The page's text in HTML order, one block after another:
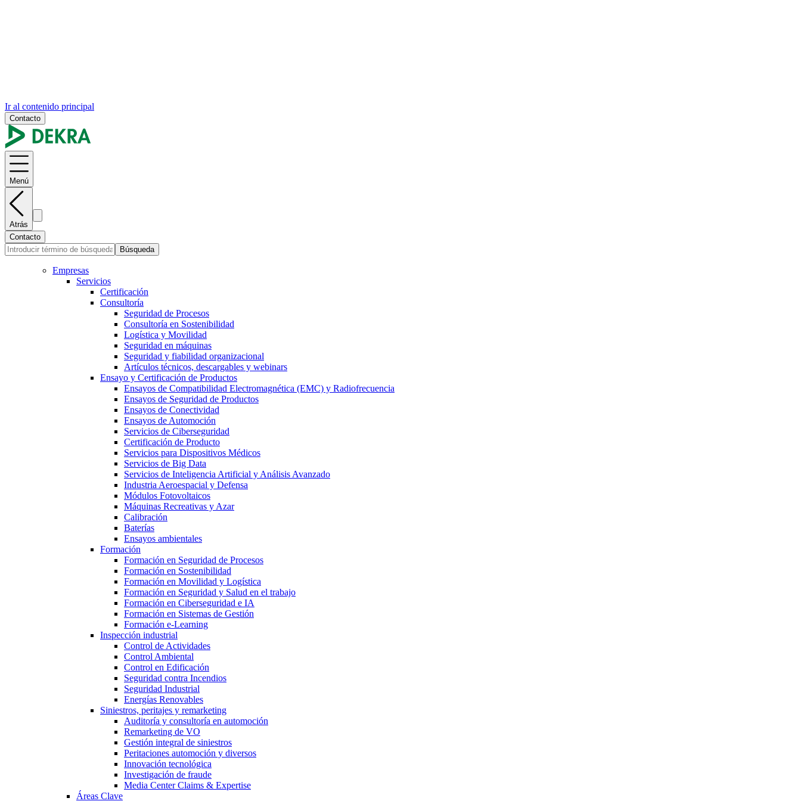
Ir al contenido principal
Contacto
Menú
Atrás
Contacto
Búsqueda
Empresas
Servicios
Certificación
Consultoría
Seguridad de Procesos
Consultoría en Sostenibilidad
Logística y Movilidad
Seguridad en máquinas
Seguridad y fiabilidad organizacional
Artículos técnicos, descargables y webinars
Ensayo y Certificación de Productos
Ensayos de Compatibilidad Electromagnética (EMC) y Radiofrecuencia
Ensayos de Seguridad de Productos
Ensayos de Conectividad
Ensayos de Automoción
Servicios de Ciberseguridad
Certificación de Producto
Servicios para Dispositivos Médicos
Servicios de Big Data
Servicios de Inteligencia Artificial y Análisis Avanzado
Industria Aeroespacial y Defensa
Módulos Fotovoltaicos
Máquinas Recreativas y Azar
Calibración
Baterías
Ensayos ambientales
Formación
Formación en Seguridad de Procesos
Formación en Sostenibilidad
Formación en Movilidad y Logística
Formación en Seguridad y Salud en el trabajo
Formación en Ciberseguridad e IA
Formación en Sistemas de Gestión
Formación e-Learning
Inspección industrial
Control de Actividades
Control Ambiental
Control en Edificación
Seguridad contra Incendios
Seguridad Industrial
Energías Renovables
Siniestros, peritajes y remarketing
Auditoría y consultoría en automoción
Remarketing de VO
Gestión integral de siniestros
Peritaciones automoción y diversos
Innovación tecnológica
Investigación de fraude
Media Center Claims & Expertise
Áreas Clave